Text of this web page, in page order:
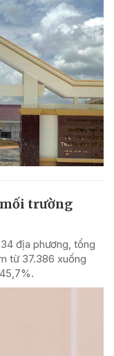
mối trường
địa phương, tổng
từ 37.386 xuống